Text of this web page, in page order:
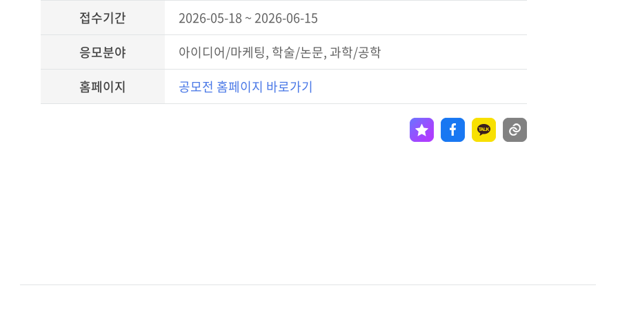
접수기간
2026-05-18 ~ 2026-06-15
응모분야
아이디어/마케팅, 학술/논문, 과학/공학
홈페이지
공모전 홈페이지 바로가기